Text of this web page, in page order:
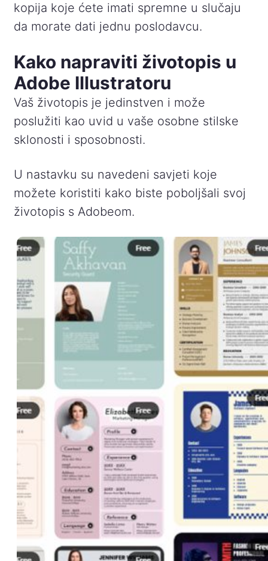
kopija koje ćete imati spremne u slučaju
da morate dati jednu poslodavcu.
Kako napraviti životopis u
Adobe Illustratoru
Vaš životopis je jedinstven i može
poslužiti kao uvid u vaše osobne stilske
sklonosti i sposobnosti.
U nastavku su navedeni savjeti koje
možete koristiti kako biste poboljšali svoj
životopis s Adobeom.